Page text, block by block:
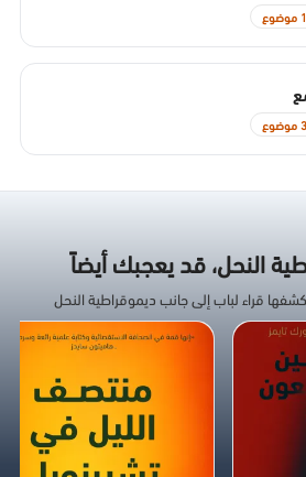
النحل، قد يعجبك أيضاً
قراء لباب إلى جانب ديموقراطية النحل